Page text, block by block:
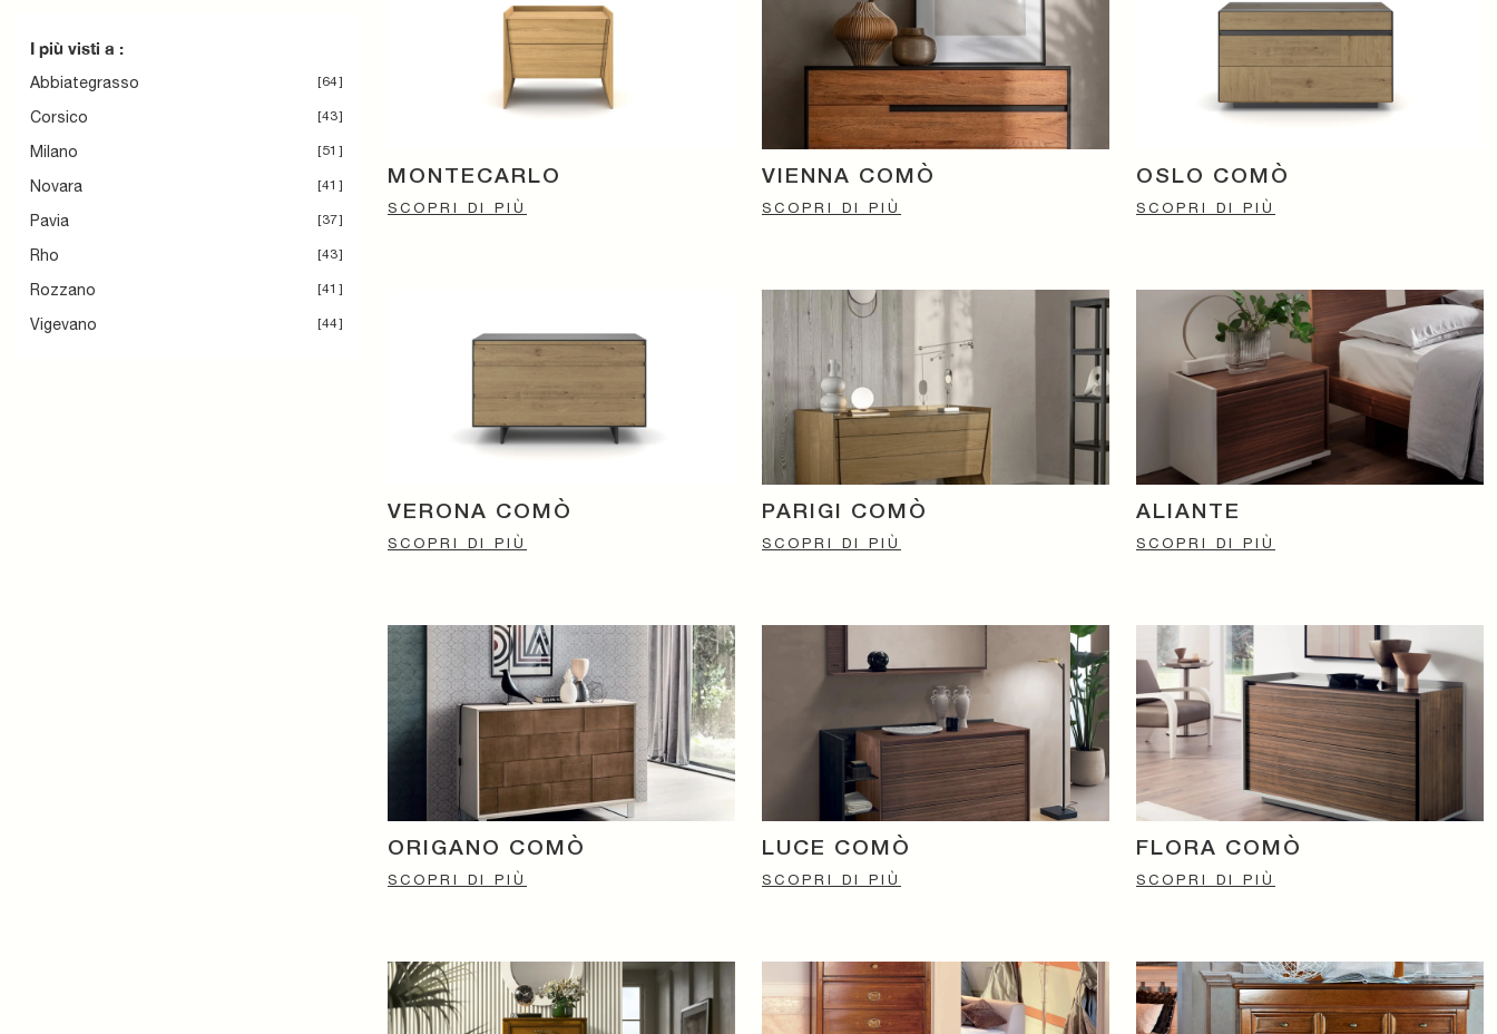
I più visti a :
Abbiategrasso 64
Corsico 43
Milano 51
Novara 41
Pavia 37
Rho 43
Rozzano 41
Vigevano 44
MONTECARLO
SCOPRI DI PIÙ
VIENNA COMÒ
SCOPRI DI PIÙ
OSLO COMÒ
SCOPRI DI PIÙ
VERONA COMÒ
SCOPRI DI PIÙ
PARIGI COMÒ
SCOPRI DI PIÙ
ALIANTE
SCOPRI DI PIÙ
ORIGANO COMÒ
SCOPRI DI PIÙ
LUCE COMÒ
SCOPRI DI PIÙ
FLORA COMÒ
SCOPRI DI PIÙ